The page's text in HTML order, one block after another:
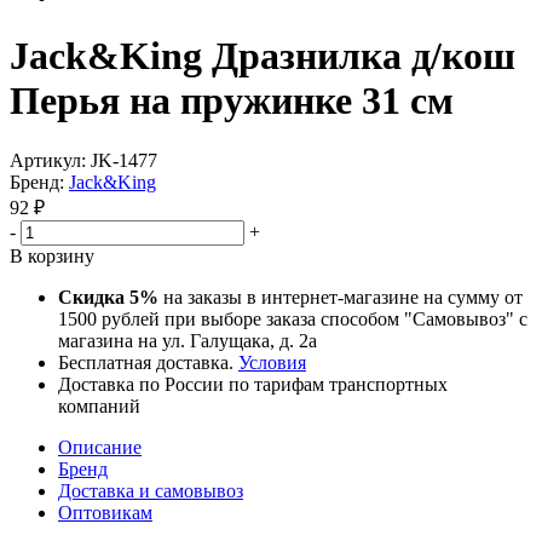
Jack&King Дразнилка д/кош
Перья на пружинке 31 см
Артикул: JK-1477
Бренд: Jack&King
92 ₽
-
+
В корзину
Скидка 5% на заказы в интернет-магазине на сумму от
1500 рублей при выборе заказа способом "Самовывоз" с
магазина на ул. Галущака, д. 2а
Бесплатная доставка. Условия
Доставка по России по тарифам транспортных
компаний
Описание
Бренд
Доставка и самовывоз
Оптовикам